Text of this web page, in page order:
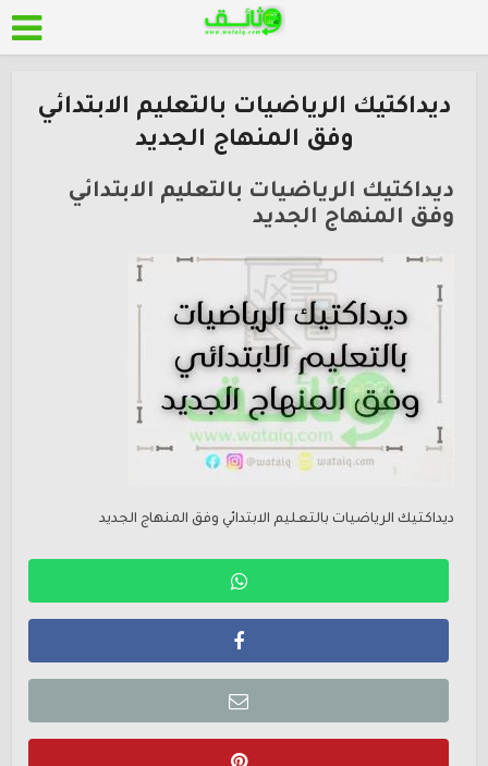
ديداكتيك الرياضيات بالتعليم الابتدائي
وفق المنهاج الجديد
ديداكتيك الرياضيات بالتعليم الابتدائي
وفق المنهاج الجديد
ديداكتيك الرياضيات بالتعليم الابتدائي وفق المنهاج الجديد